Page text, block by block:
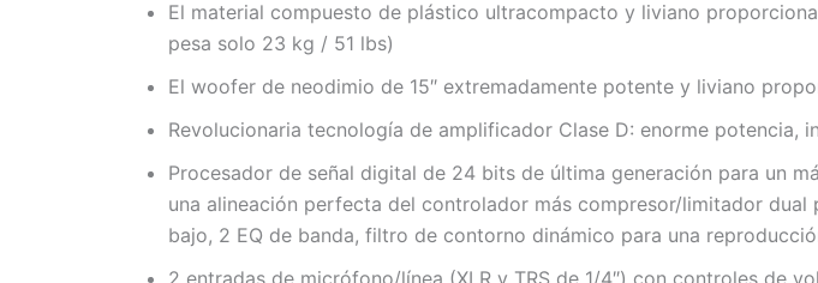
El material compuesto de plástico ultracompacto y liviano
pesa solo 23 kg / 51 lbs)
El woofer de neodimio de 15″ extremadamente potente y liviano
Revolucionaria tecnología de amplificador Clase D: enorme potencia,
Procesador de señal digital de 24 bits de última generación para un
una alineación perfecta del controlador más compresor/limitador
bajo, 2 EQ de banda, filtro de contorno dinámico para una
2 entradas de micrófono/línea (XLR y TRS de 1/4″) con controles de